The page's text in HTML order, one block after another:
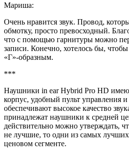
Мариша:
Очень нравится звук. Провод,
обмотку, просто превосходный.
что с помощью гарнитуры можно
записи. Конечно, хотелось бы,
«Г»-образным.
***
Наушники in ear Hybrid Pro HD
корпус, удобный пульт управления
обеспечивают высокое качество
принадлежат наушники к средней
действительно можно утверждать,
не лучшие, то одни из самых
ценовом сегменте.